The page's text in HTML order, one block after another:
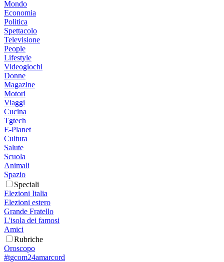
Mondo
Economia
Politica
Spettacolo
Televisione
People
Lifestyle
Videogiochi
Donne
Magazine
Motori
Viaggi
Cucina
Tgtech
E-Planet
Cultura
Salute
Scuola
Animali
Spazio
Speciali
Elezioni Italia
Elezioni estero
Grande Fratello
L'isola dei famosi
Amici
Rubriche
Oroscopo
#tgcom24amarcord